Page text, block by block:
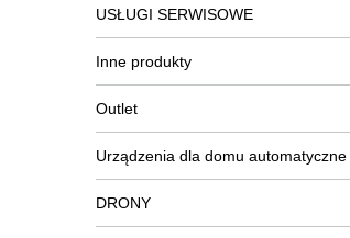
USŁUGI SERWISOWE
Inne produkty
Outlet
Urządzenia dla domu automatyczne
DRONY